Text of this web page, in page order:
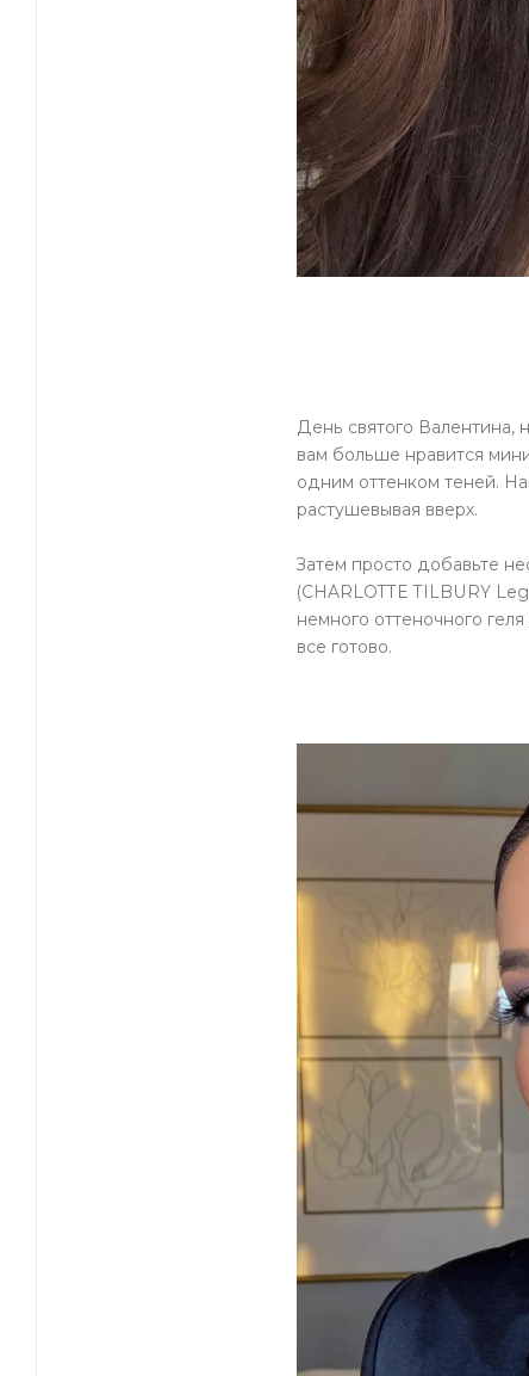
День святого Валентина,
вам больше нравится
одним оттенком теней.
растушевывая вверх.
Затем просто добавьте
(CHARLOTTE TILBURY
немного оттеночного
все готово.